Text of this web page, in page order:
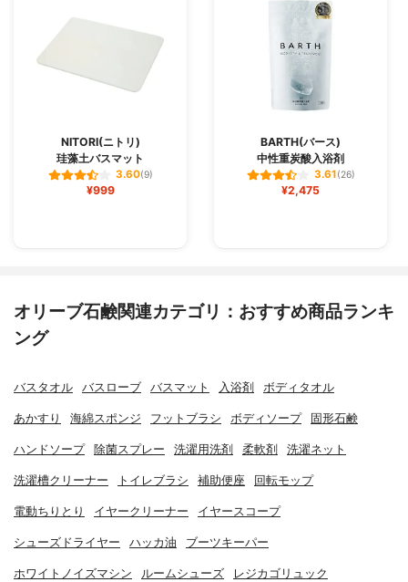
NITORI(ニトリ)
珪藻土バスマット
3.60(9)
¥999
BARTH(バース)
中性重炭酸入浴剤
3.61(26)
¥2,475
オリーブ石鹸関連カテゴリ：おすすめ商品ランキ
ング
バスタオル バスローブ バスマット 入浴剤 ボディタオル
あかすり 海綿スポンジ フットブラシ ボディソープ 固形石鹸
ハンドソープ 除菌スプレー 洗濯用洗剤 柔軟剤 洗濯ネット
洗濯槽クリーナー トイレブラシ 補助便座 回転モップ
電動ちりとり イヤークリーナー イヤースコープ
シューズドライヤー ハッカ油 ブーツキーパー
ホワイトノイズマシン ルームシューズ レジカゴリュック